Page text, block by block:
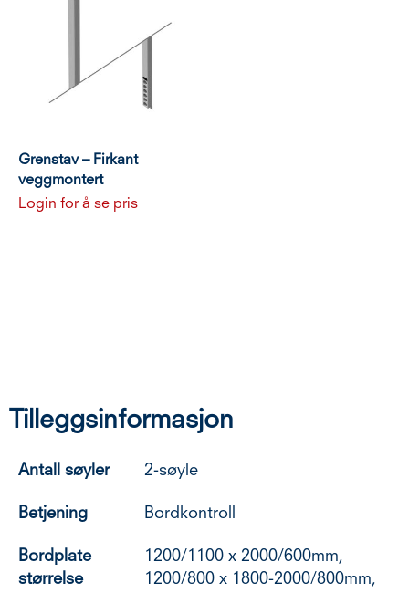
Grenstav – Firkant
veggmontert
Login for å se pris
Tilleggsinformasjon
Antall søyler 2-søyle
Betjening Bordkontroll
Bordplate
størrelse
1200/1100 x 2000/600mm,
1200/800 x 1800-2000/800mm,